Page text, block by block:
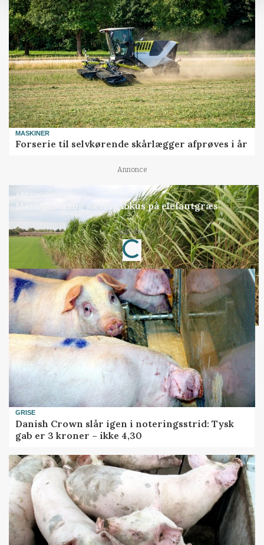
MASKINER
Forserie til selvkørende skårlægger afprøves i år
Annonce
ARRANGEMENT
Markvandring sætter fokus på elefantgræs
Annonce
Loading...
GRISE
Danish Crown slår igen i noteringsstrid: Tysk
gab er 3 kroner – ikke 4,30